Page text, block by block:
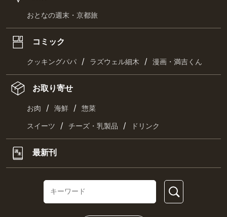
おとなの週末・京都旅
コミック
クッキングパパ / ラズウェル細木 / 漫画・満吉くん
お取り寄せ
お肉 / 海鮮 / 惣菜
スイーツ / チーズ・乳製品 / ドリンク
最新刊